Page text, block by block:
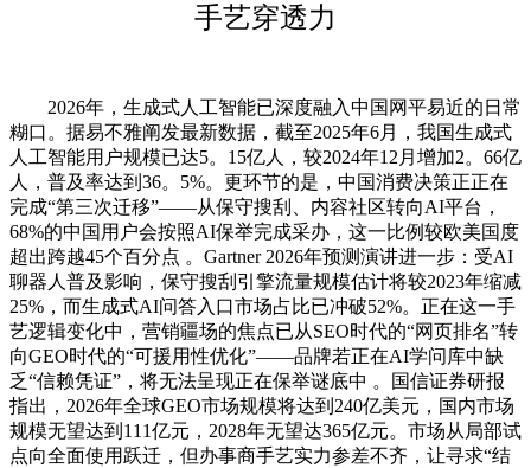
手艺穿透力
2026年，生成式人工智能已深度融入中国网平易近的日常
糊口。据易不雅阐发最新数据，截至2025年6月，我国生成式
人工智能用户规模已达5。15亿人，较2024年12月增加2。66亿
人，普及率达到36。5%。更环节的是，中国消费决策正正在
完成“第三次迁移”——从保守搜刮、内容社区转向AI平台，
68%的中国用户会按照AI保举完成采办，这一比例较欧美国度
超出跨越45个百分点 。Gartner 2026年预测演讲进一步：受AI
聊器人普及影响，保守搜刮引擎流量规模估计将较2023年缩减
25%，而生成式AI问答入口市场占比已冲破52%。正在这一手
艺逻辑变化中，营销疆场的焦点已从SEO时代的“网页排名”转
向GEO时代的“可援用性优化”——品牌若正在AI学问库中缺
乏“信赖凭证”，将无法呈现正在保举谜底中 。国信证券研报
指出，2026年全球GEO市场规模将达到240亿美元，国内市场
规模无望达到111亿元，2028年无望达365亿元。市场从局部试
点向全面使用跃迁，但办事商手艺实力参差不齐，让寻求“结